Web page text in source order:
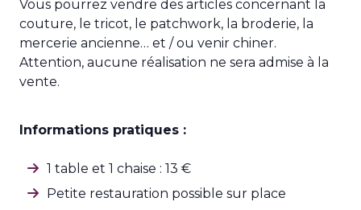
Vous pourrez vendre des articles concernant la
couture, le tricot, le patchwork, la broderie, la
mercerie ancienne… et / ou venir chiner.
Attention, aucune réalisation ne sera admise à la
vente.
Informations pratiques :
1 table et 1 chaise : 13 €
Petite restauration possible sur place